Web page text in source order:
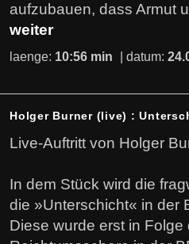
aufzubauen, dass Armut
weiter
laenge: 10:56 min | datum:
Holger Burner (live) :
Live-Auftritt von Holger
In dem Stück wird die
die »Unterschicht« in der
Diese wurde erst in